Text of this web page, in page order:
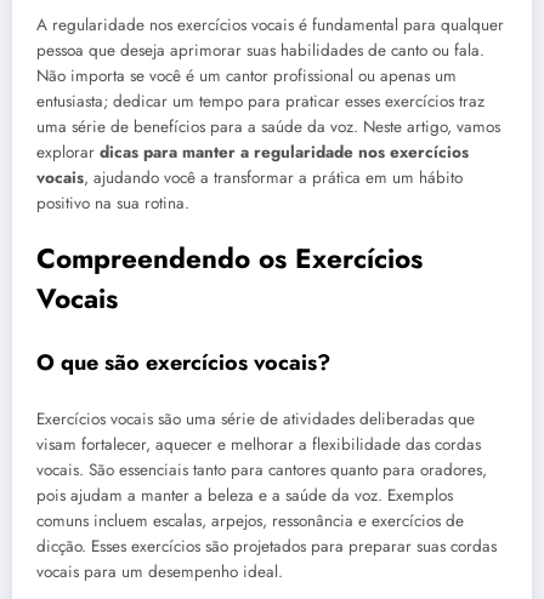
A regularidade nos exercícios vocais é fundamental para qualquer
pessoa que deseja aprimorar suas habilidades de canto ou fala.
Não importa se você é um cantor profissional ou apenas um
entusiasta; dedicar um tempo para praticar esses exercícios traz
uma série de benefícios para a saúde da voz. Neste artigo, vamos
explorar dicas para manter a regularidade nos exercícios
vocais, ajudando você a transformar a prática em um hábito
positivo na sua rotina.
Compreendendo os Exercícios
Vocais
O que são exercícios vocais?
Exercícios vocais são uma série de atividades deliberadas que
visam fortalecer, aquecer e melhorar a flexibilidade das cordas
vocais. São essenciais tanto para cantores quanto para oradores,
pois ajudam a manter a beleza e a saúde da voz. Exemplos
comuns incluem escalas, arpejos, ressonância e exercícios de
dicção. Esses exercícios são projetados para preparar suas cordas
vocais para um desempenho ideal.